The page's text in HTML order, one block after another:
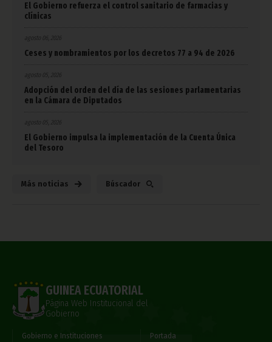
El Gobierno refuerza el control sanitario de farmacias y
clínicas
agosto 06, 2026
Ceses y nombramientos por los decretos 77 a 94 de 2026
Adopción del orden del día de las sesiones parlamentarias
en la Cámara de Diputados
El Gobierno impulsa la implementación de la Cuenta Única
del Tesoro
Más noticias Búscador
GUINEA ECUATORIAL
Página Web Institucional del
Gobierno
Gobierno e Instituciones
Portada